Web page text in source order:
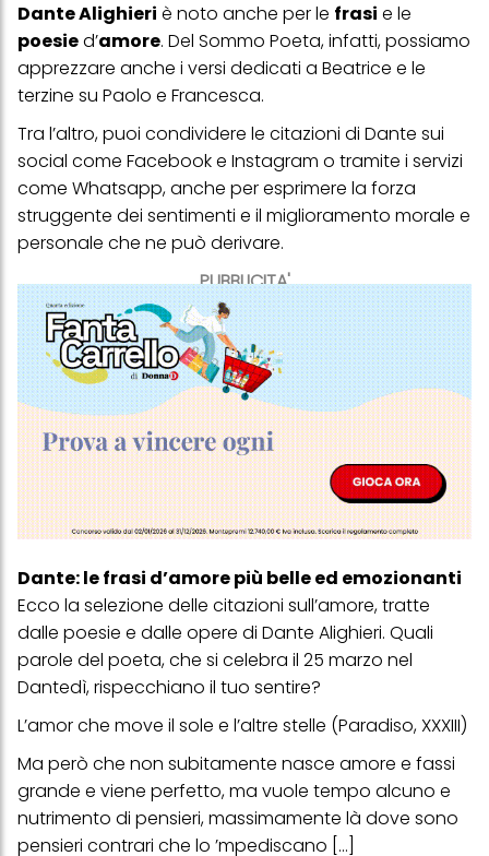
PUBBLICITA'
Dante Alighieri è noto anche per le frasi e le
poesied’amore. Del Sommo Poeta, infatti, possiamo
apprezzare anche i versi dedicati a Beatrice e le
terzine su Paolo e Francesca.
Tra l’altro, puoi condividere le citazioni di Dante sui
social come Facebook e Instagram o tramite i servizi
come Whatsapp, anche per esprimere la forza
struggente dei sentimenti e il miglioramento morale e
personale che ne può derivare.
Dante: le frasi d’amore più belle ed emozionanti
Ecco la selezione delle citazioni sull’amore, tratte
dalle poesie e dalle opere di Dante Alighieri. Quali
parole del poeta, che si celebra il 25 marzo nel
Dantedì, rispecchiano il tuo sentire?
L’amor che move il sole e l’altre stelle (Paradiso, XXXIII)
Ma però che non subitamente nasce amore e fassi
grande e viene perfetto, ma vuole tempo alcuno e
nutrimento di pensieri, massimamente là dove sono
pensieri contrari che lo ’mpediscano [...]